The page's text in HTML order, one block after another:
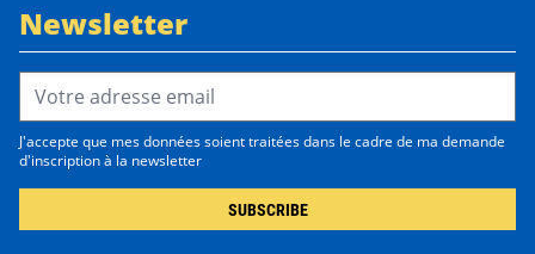
Newsletter
Email Address*
J'accepte que mes données soient traitées dans le cadre de ma demande
d'inscription à la newsletter